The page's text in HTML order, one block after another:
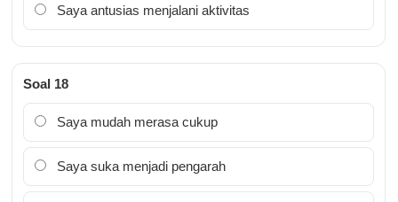
Saya antusias menjalani aktivitas
Soal 18
Saya mudah merasa cukup
Saya suka menjadi pengarah